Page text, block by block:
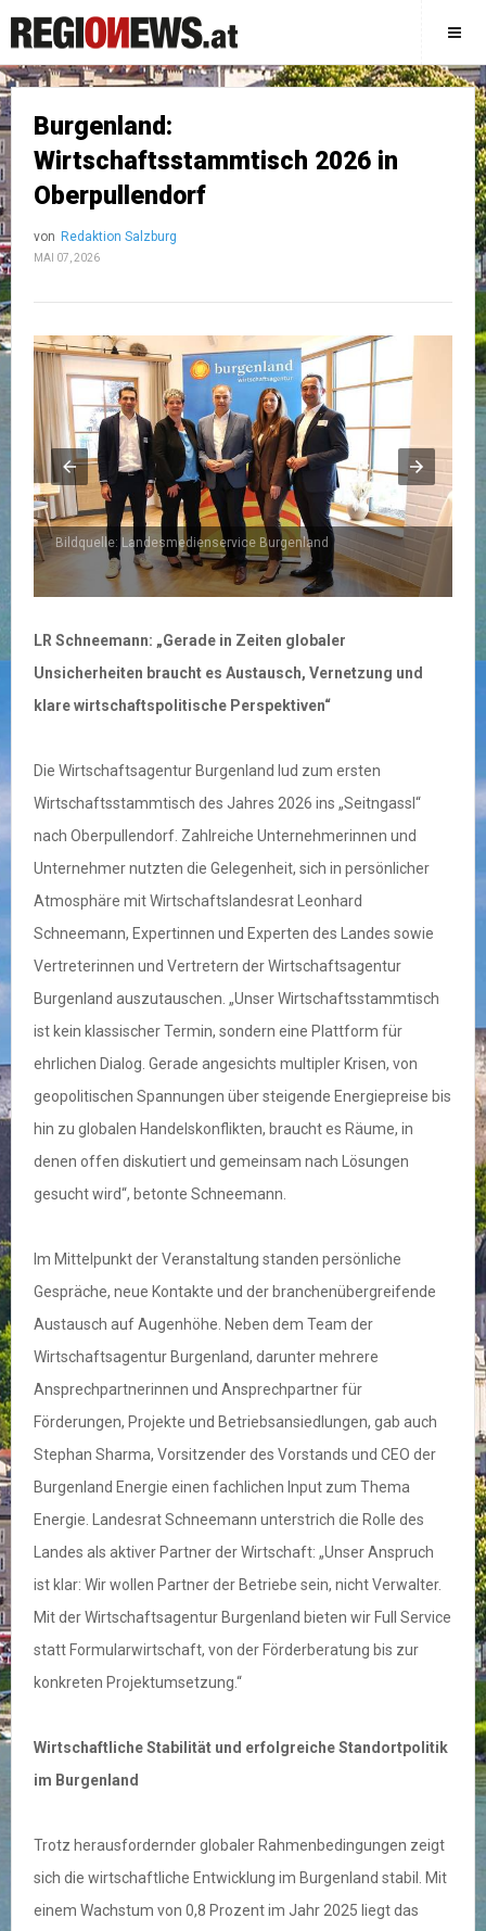
Burgenland:
Wirtschaftsstammtisch 2026 in
Oberpullendorf
von Redaktion Salzburg
MAI 07, 2026
Bildquelle: Landesmedienservice Burgenland
LR Schneemann: „Gerade in Zeiten globaler
Unsicherheiten braucht es Austausch, Vernetzung und
klare wirtschaftspolitische Perspektiven“
Die Wirtschaftsagentur Burgenland lud zum ersten
Wirtschaftsstammtisch des Jahres 2026 ins „Seitngassl“
nach Oberpullendorf. Zahlreiche Unternehmerinnen und
Unternehmer nutzten die Gelegenheit, sich in persönlicher
Atmosphäre mit Wirtschaftslandesrat Leonhard
Schneemann, Expertinnen und Experten des Landes sowie
Vertreterinnen und Vertretern der Wirtschaftsagentur
Burgenland auszutauschen. „Unser Wirtschaftsstammtisch
ist kein klassischer Termin, sondern eine Plattform für
ehrlichen Dialog. Gerade angesichts multipler Krisen, von
geopolitischen Spannungen über steigende Energiepreise bis
hin zu globalen Handelskonflikten, braucht es Räume, in
denen offen diskutiert und gemeinsam nach Lösungen
gesucht wird“, betonte Schneemann.
Im Mittelpunkt der Veranstaltung standen persönliche
Gespräche, neue Kontakte und der branchenübergreifende
Austausch auf Augenhöhe. Neben dem Team der
Wirtschaftsagentur Burgenland, darunter mehrere
Ansprechpartnerinnen und Ansprechpartner für
Förderungen, Projekte und Betriebsansiedlungen, gab auch
Stephan Sharma, Vorsitzender des Vorstands und CEO der
Burgenland Energie einen fachlichen Input zum Thema
Energie. Landesrat Schneemann unterstrich die Rolle des
Landes als aktiver Partner der Wirtschaft: „Unser Anspruch
ist klar: Wir wollen Partner der Betriebe sein, nicht Verwalter.
Mit der Wirtschaftsagentur Burgenland bieten wir Full Service
statt Formularwirtschaft, von der Förderberatung bis zur
konkreten Projektumsetzung.“
Wirtschaftliche Stabilität und erfolgreiche Standortpolitik
im Burgenland
Trotz herausfordernder globaler Rahmenbedingungen zeigt
sich die wirtschaftliche Entwicklung im Burgenland stabil. Mit
einem Wachstum von 0,8 Prozent im Jahr 2025 liegt das